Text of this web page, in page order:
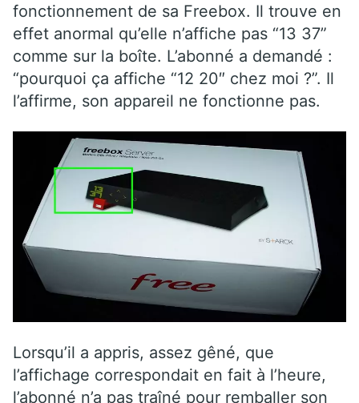
fonctionnement de sa Freebox. Il trouve en
effet anormal qu’elle n’affiche pas “13 37”
comme sur la boîte. L’abonné a demandé :
“pourquoi ça affiche “12 20″ chez moi ?”. Il
l’affirme, son appareil ne fonctionne pas.
Lorsqu’il a appris, assez gêné, que
l’affichage correspondait en fait à l’heure,
l’abonné n’a pas traîné pour remballer son